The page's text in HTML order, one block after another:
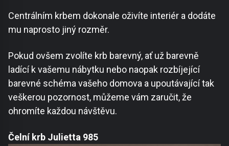
Centrálním krbem dokonale oživíte interiér a dodáte
mu naprosto jiný rozměr.
Pokud ovšem zvolíte krb barevný, ať už barevně
ladící k vašemu nábytku nebo naopak rozbíjející
barevné schéma vašeho domova a upoutávající tak
veškerou pozornost, můžeme vám zaručit, že
ohromíte každou návštěvu.
Čelní krb Julietta 985